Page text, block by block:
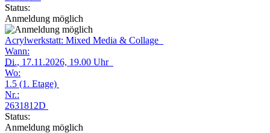
Status:
Anmeldung möglich
Acrylwerkstatt: Mixed Media & Collage
Wann:
Di., 17.11.2026, 19.00 Uhr
Wo:
1.5 (1. Etage)
Nr.:
2631812D
Status:
Anmeldung möglich